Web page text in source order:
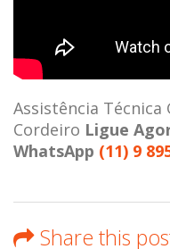
Assistência Técnica
Cordeiro Ligue
WhatsApp (11) 9
Share this